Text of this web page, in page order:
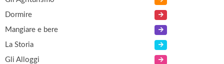
Dormire
Mangiare e bere
La Storia
Gli Alloggi